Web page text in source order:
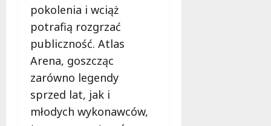
pokolenia i wciąż
potrafią rozgrzać
publiczność. Atlas
Arena, goszcząc
zarówno legendy
sprzed lat, jak i
młodych wykonawców,